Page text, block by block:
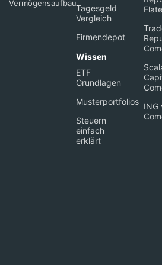
Vermögensaufbau.Tagesgeld
Vergleich
Firmendepot
Wissen
ETF
Grundlagen
Musterportfolios
Steuern
einfach
erklärt
ING